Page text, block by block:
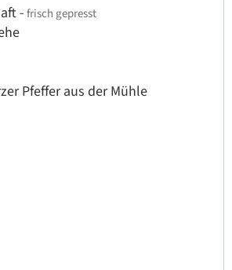
- frisch gepresst
Pfeffer aus der Mühle